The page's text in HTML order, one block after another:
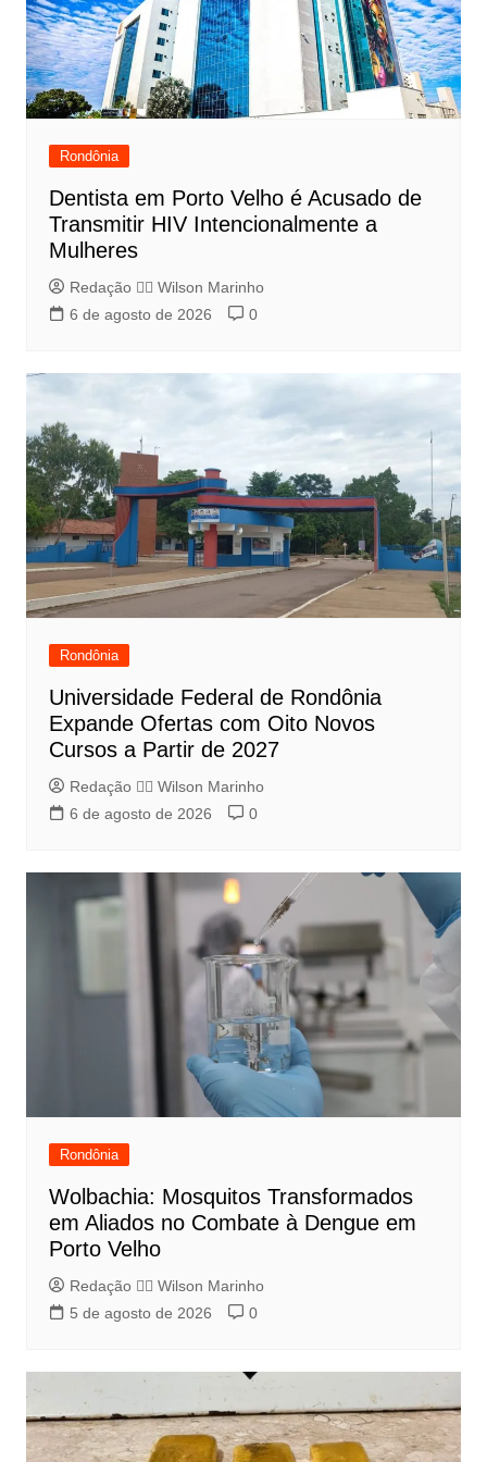
Rondônia
Dentista em Porto Velho é Acusado de
Transmitir HIV Intencionalmente a
Mulheres
Redação 👨‍⚖️​ Wilson Marinho
6 de agosto de 2026
0
Rondônia
Universidade Federal de Rondônia
Expande Ofertas com Oito Novos
Cursos a Partir de 2027
Redação 👨‍⚖️​ Wilson Marinho
6 de agosto de 2026
0
Rondônia
Wolbachia: Mosquitos Transformados
em Aliados no Combate à Dengue em
Porto Velho
Redação 👨‍⚖️​ Wilson Marinho
5 de agosto de 2026
0